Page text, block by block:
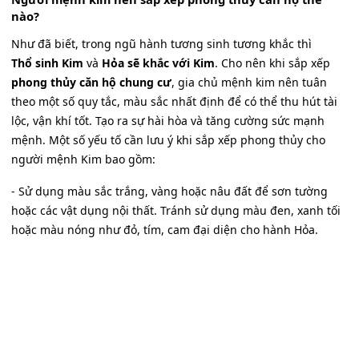
nào?
Như đã biết, trong ngũ hành tương sinh tương khắc thì
Thổ sinh Kim và Hỏa sẽ khắc với Kim. Cho nên khi sắp xếp
phong thủy căn hộ chung cư, gia chủ mệnh kim nên tuân
theo một số quy tắc, màu sắc nhất định để có thể thu hút tài
lộc, vận khí tốt. Tạo ra sự hài hòa và tăng cường sức mạnh
mệnh. Một số yếu tố cần lưu ý khi sắp xếp phong thủy cho
người mệnh Kim bao gồm:
- Sử dụng màu sắc trắng, vàng hoặc nâu đất để sơn tường
hoặc các vật dụng nội thất. Tránh sử dụng màu đen, xanh tối
hoặc màu nóng như đỏ, tím, cam đại diện cho hành Hỏa.